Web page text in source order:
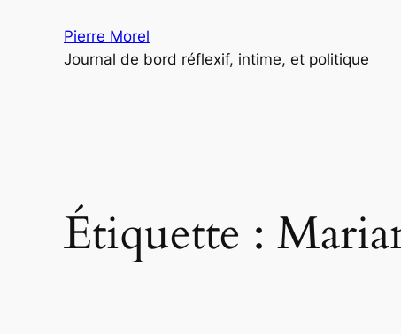
Pierre Morel
Journal de bord réflexif, intime, et politique
Étiquette :